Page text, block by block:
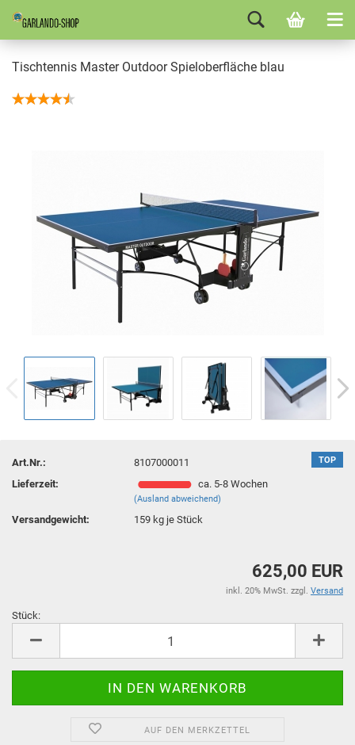
Tischtennis Master Outdoor Spieloberfläche blau
TOP
Art.Nr.:
8107000011
Lieferzeit:
ca. 5-8 Wochen
(Ausland abweichend)
Versandgewicht: 159 kg je Stück
625,00 EUR
inkl. 20% MwSt. zzgl. Versand
Stück:
AUF DEN MERKZETTEL